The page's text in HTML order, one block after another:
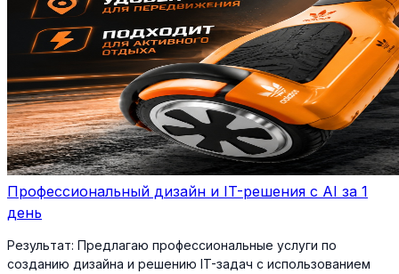
Профессиональный дизайн и IT-решения с AI за 1
день
Результат: Предлагаю профессиональные услуги по
созданию дизайна и решению IT-задач с использованием